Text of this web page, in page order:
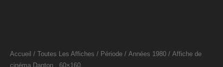
Accueil / Toutes Les Affiches / Période / Années 1980 / Affiche de